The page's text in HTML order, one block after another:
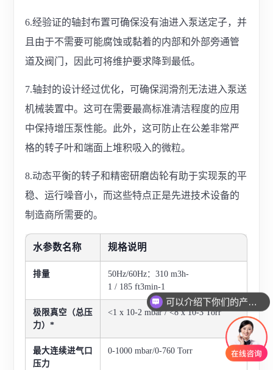
6.经验证的轴封布置可确保没有油进入泵送定子，并
且由于不需要可能腐蚀或黏着的内部和外部旁通管
道及阀门，因此可将维护要求降到最低。
7.轴封的设计经过优化，可确保润滑剂无法进入泵送
机械装置中。这可在需要最高标准清洁程度的应用
中保持增压泵性能。此外，这可防止在公差非常严
格的转子叶和端面上堆积吸入的微粒。
8.动态平衡的转子和精密研磨齿轮有助于实现泵的平
稳、运行噪音小，而这些特点正是先进技术设备的
制造商所需要的。
水参数名称 规格说明
排量
50Hz/60Hz：310 m3h-
1 / 185 ft3min-1
极限真空（总压
力）*
<1 x 10-2 mbar / <8 x 10-3 Torr
最大连续进气口
压力
0-1000 mbar/0-760 Torr
可以介绍下你们的产品么